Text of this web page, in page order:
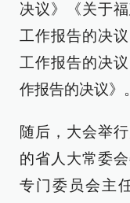
决议》《关于
工作报告的决
工作报告的决
作报告的决议》。
随后，大会举
的省人大常委
专门委员会主